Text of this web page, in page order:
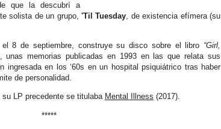
que la descubrí a
solista de un grupo, 'Til Tuesday, de existencia efímera (su
8 de septiembre, construye su disco sobre el libro “Girl,
, unas memorias publicadas en 1993 en las que relata sus
ingresada en los ‘60s en un hospital psiquiátrico tras haber
de personalidad.
LP precedente se titulaba Mental Illness (2017).
*****